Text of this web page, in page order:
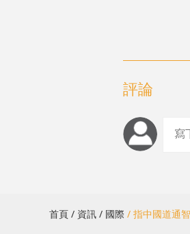
評論
首頁 / 資訊 / 國際 / 指中國道通